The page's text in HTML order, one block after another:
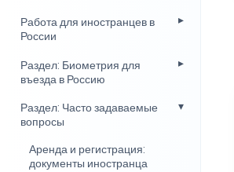
Работа для иностранцев в
России
Раздел: Биометрия для
въезда в Россию
Раздел: Часто задаваемые
вопросы
Аренда и регистрация:
документы иностранца